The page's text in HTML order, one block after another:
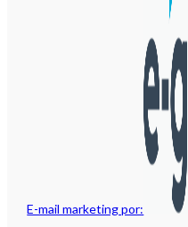
E-mail marketing por: